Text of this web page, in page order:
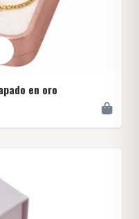
en oro